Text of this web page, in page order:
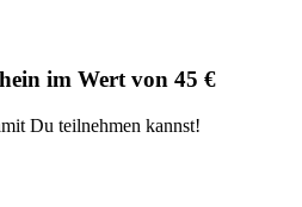
im Wert von 45 €
Du teilnehmen kannst!